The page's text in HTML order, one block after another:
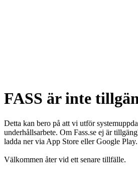
FASS är inte
Detta kan bero på att vi utför
underhållsarbete. Om Fass.se ej är
ladda ner via App Store eller Google Play.
Välkommen åter vid ett senare tillfälle.